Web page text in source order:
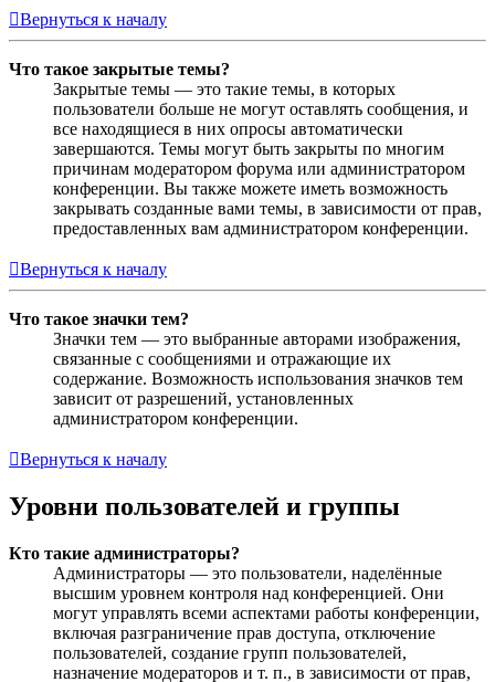
Вернуться к началу
Что такое закрытые темы?
Закрытые темы — это такие темы, в которых
пользователи больше не могут оставлять сообщения, и
все находящиеся в них опросы автоматически
завершаются. Темы могут быть закрыты по многим
причинам модератором форума или администратором
конференции. Вы также можете иметь возможность
закрывать созданные вами темы, в зависимости от прав,
предоставленных вам администратором конференции.
Вернуться к началу
Что такое значки тем?
Значки тем — это выбранные авторами изображения,
связанные с сообщениями и отражающие их
содержание. Возможность использования значков тем
зависит от разрешений, установленных
администратором конференции.
Вернуться к началу
Уровни пользователей и группы
Кто такие администраторы?
Администраторы — это пользователи, наделённые
высшим уровнем контроля над конференцией. Они
могут управлять всеми аспектами работы конференции,
включая разграничение прав доступа, отключение
пользователей, создание групп пользователей,
назначение модераторов и т. п., в зависимости от прав,